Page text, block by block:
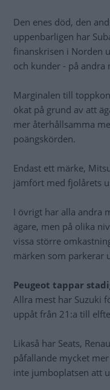
Den enes död, den
uppenbarligen har
finanskrisen i Norden
och kunder - på andra
Marginalen till
ökat på grund av att
mer återhållsamma
poängskörden.
Endast ett märke,
jämfört med fjolårets
I övrigt har alla andra
ägare, men på olika
vissa större
märken som parkerar
Peugeot tappar
Allra mest har Suzuki
uppåt från 21:a till
Likaså har Seats,
påfallande mycket
inte jumboplatsen att